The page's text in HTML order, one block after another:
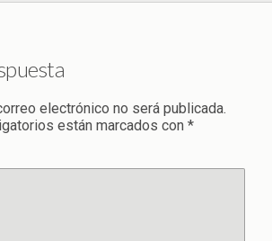
electrónico no será publicada.
están marcados con *